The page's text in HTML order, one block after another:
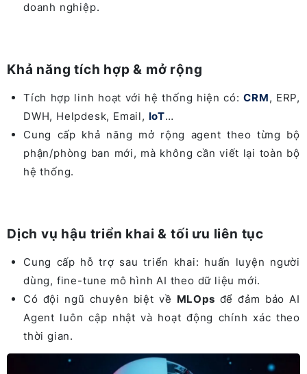
doanh nghiệp.
Khả năng tích hợp & mở rộng
Tích hợp linh hoạt với hệ thống hiện có:CRM, ERP,
DWH, Helpdesk, Email, IoT…
Cung cấp khả năng mở rộng agent theo từng bộ
phận/phòng ban mới, mà không cần viết lại toàn bộ
hệ thống.
Dịch vụ hậu triển khai & tối ưu liên tục
Cung cấp hỗ trợ sau triển khai: huấn luyện người
dùng, fine-tune mô hình AI theo dữ liệu mới.
Có đội ngũ chuyên biệt về MLOps để đảm bảo AI
Agent luôn cập nhật và hoạt động chính xác theo
thời gian.